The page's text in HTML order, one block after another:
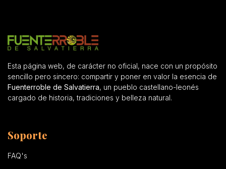
Esta página web, de carácter no oficial, nace con un propósito
sencillo pero sincero: compartir y poner en valor la esencia de
Fuenterroble de Salvatierra, un pueblo castellano-leonés
cargado de historia, tradiciones y belleza natural.
Soporte
FAQ's